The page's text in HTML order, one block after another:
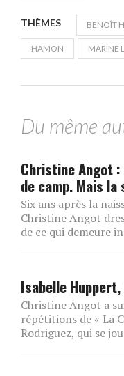
THÈMES BENOÎT
HAMON MARINE
Du même
Christine Angot :
de camp. Mais
Six ans après la
Christine Angot
de ce qui demeure
Isabelle
Christine Angot a
répétitions de « La
Rodriguez, qui se